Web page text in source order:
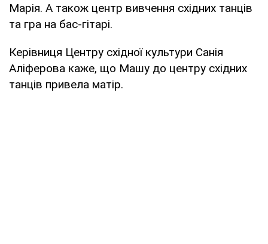
Марія. А також центр вивчення східних танців
та гра на бас-гітарі.
Керівниця Центру східної культури Санія
Аліферова каже, що Машу до центру східних
танців привела матір.